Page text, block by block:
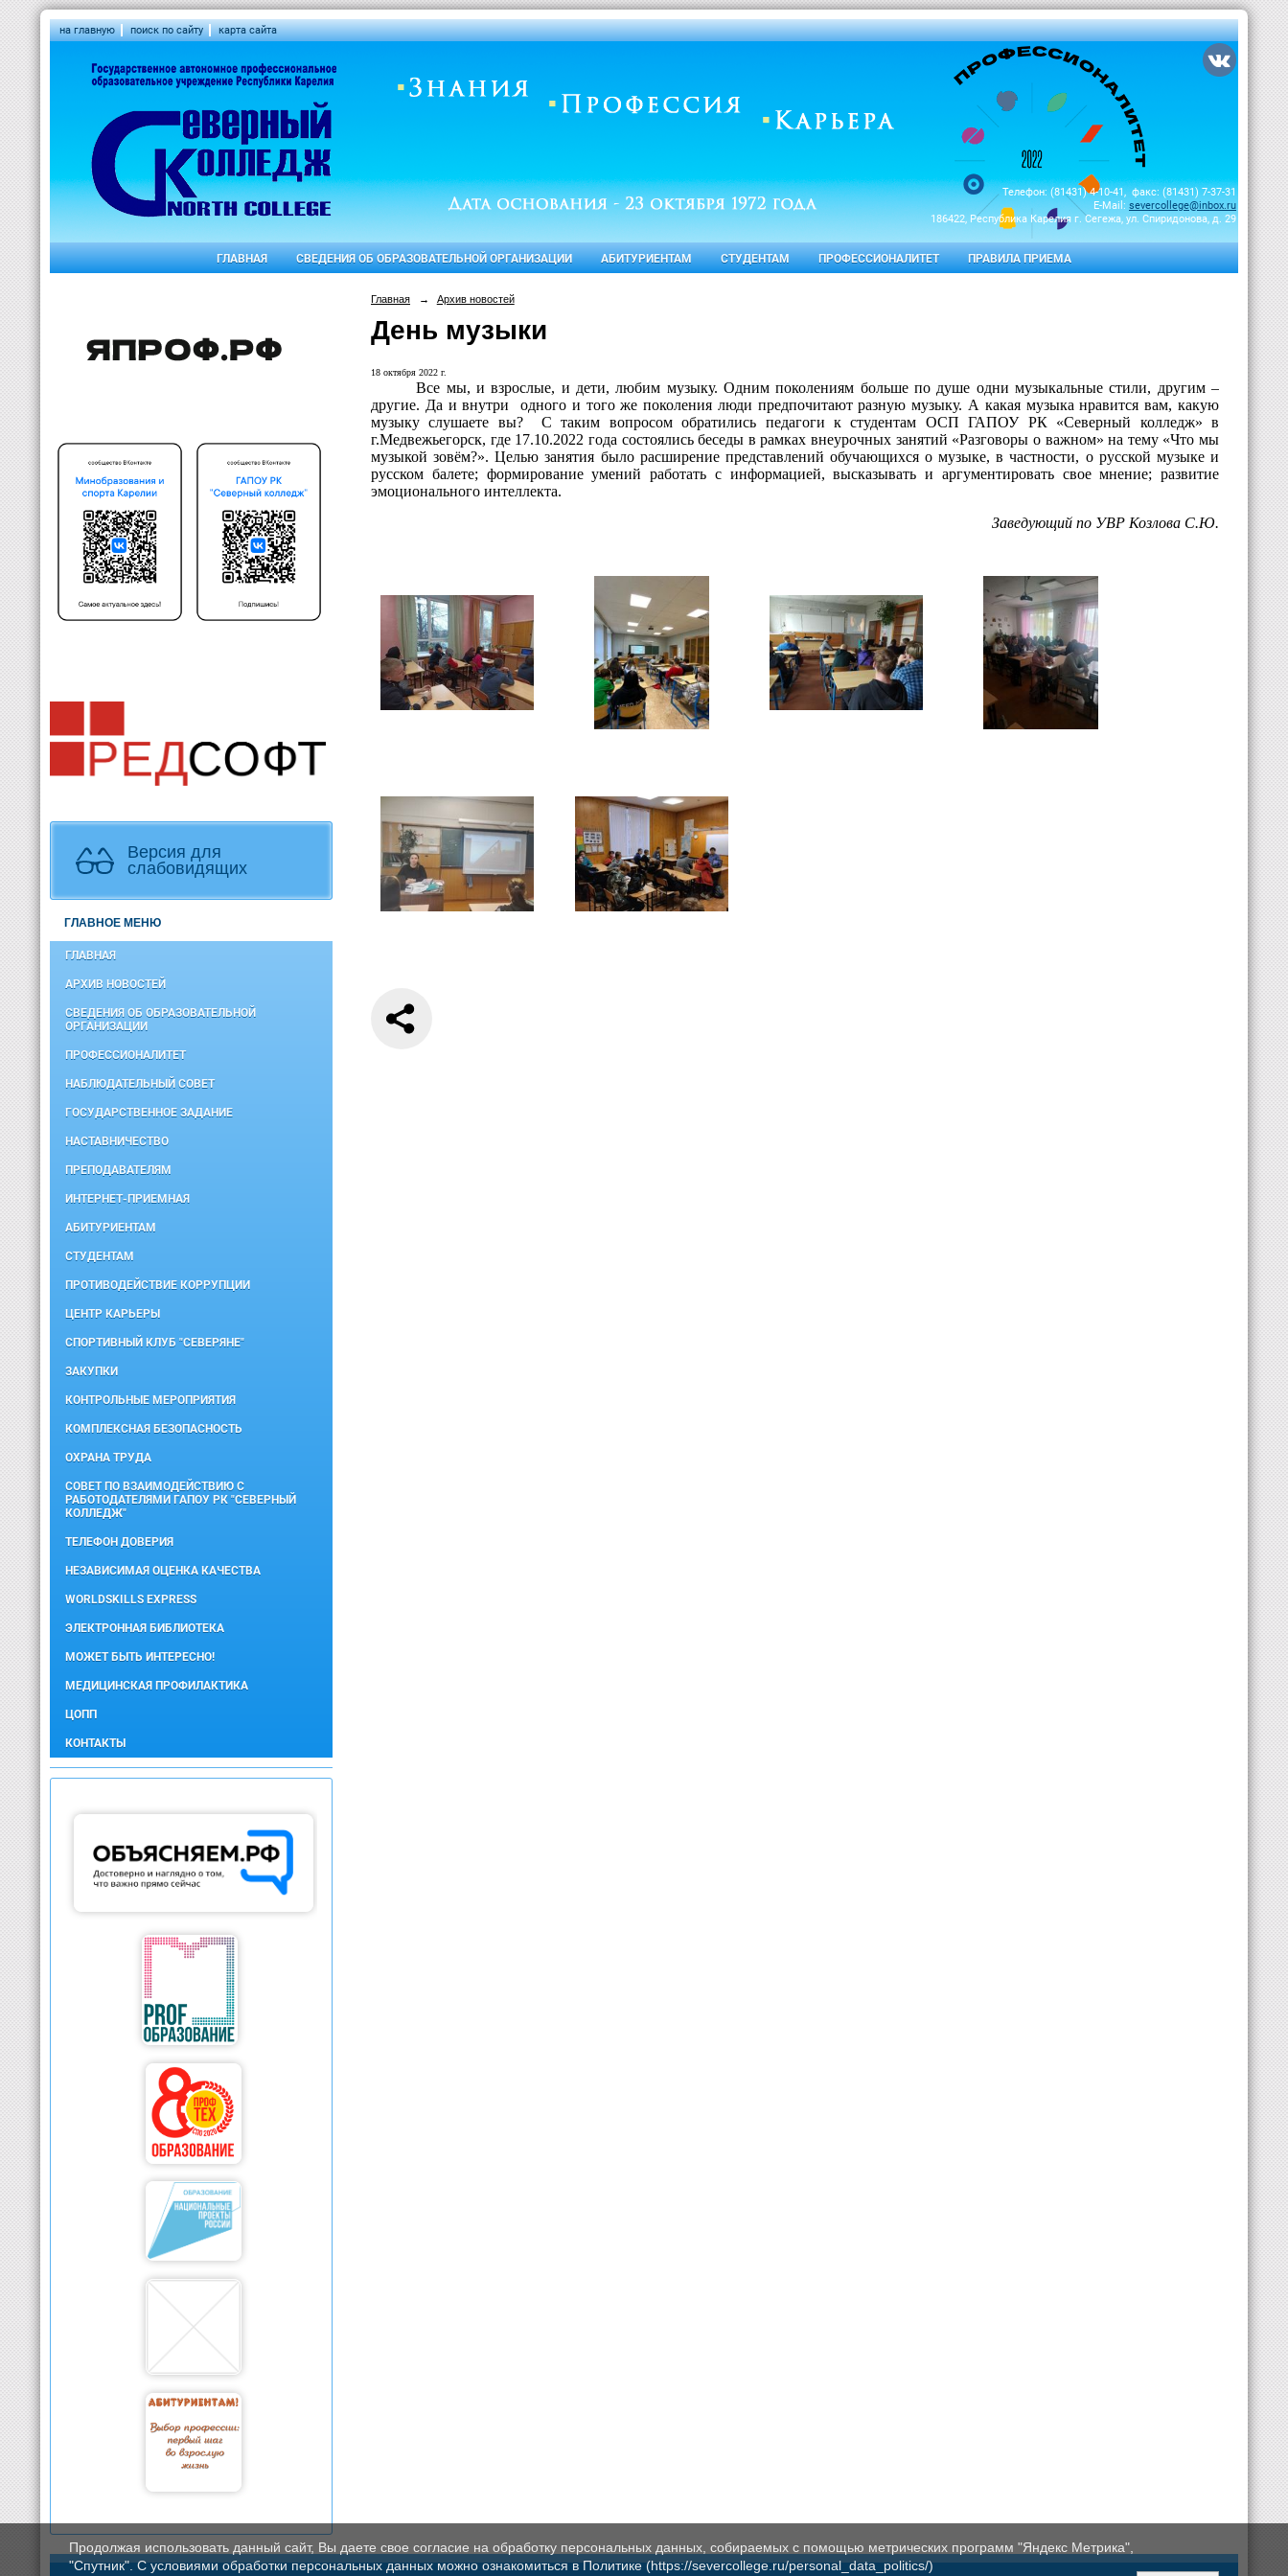
на главную поиск по сайту карта сайта
Телефон: (81431) 4-10-41, факс: (81431) 7-37-31
E-Mail: severcollege@inbox.ru
186422, Республика Карелия г. Сегежа, ул. Спиридонова, д. 29
ГЛАВНАЯ СВЕДЕНИЯ ОБ ОБРАЗОВАТЕЛЬНОЙ ОРГАНИЗАЦИИ АБИТУРИЕНТАМ СТУДЕНТАМ ПРОФЕССИОНАЛИТЕТ ПРАВИЛА ПРИЕМА
Версия для
слабовидящих
ГЛАВНОЕ МЕНЮ
ГЛАВНАЯ
АРХИВ НОВОСТЕЙ
СВЕДЕНИЯ ОБ ОБРАЗОВАТЕЛЬНОЙ
ОРГАНИЗАЦИИ
ПРОФЕССИОНАЛИТЕТ
НАБЛЮДАТЕЛЬНЫЙ СОВЕТ
ГОСУДАРСТВЕННОЕ ЗАДАНИЕ
НАСТАВНИЧЕСТВО
ПРЕПОДАВАТЕЛЯМ
ИНТЕРНЕТ-ПРИЕМНАЯ
АБИТУРИЕНТАМ
СТУДЕНТАМ
ПРОТИВОДЕЙСТВИЕ КОРРУПЦИИ
ЦЕНТР КАРЬЕРЫ
СПОРТИВНЫЙ КЛУБ "СЕВЕРЯНЕ"
ЗАКУПКИ
КОНТРОЛЬНЫЕ МЕРОПРИЯТИЯ
КОМПЛЕКСНАЯ БЕЗОПАСНОСТЬ
ОХРАНА ТРУДА
СОВЕТ ПО ВЗАИМОДЕЙСТВИЮ С
РАБОТОДАТЕЛЯМИ ГАПОУ РК "СЕВЕРНЫЙ
КОЛЛЕДЖ"
ТЕЛЕФОН ДОВЕРИЯ
НЕЗАВИСИМАЯ ОЦЕНКА КАЧЕСТВА
WORLDSKILLS EXPRESS
ЭЛЕКТРОННАЯ БИБЛИОТЕКА
МОЖЕТ БЫТЬ ИНТЕРЕСНО!
МЕДИЦИНСКАЯ ПРОФИЛАКТИКА
ЦОПП
КОНТАКТЫ
Главная → Архив новостей
День музыки
18 октября 2022 г.
Все мы, и взрослые, и дети, любим музыку. Одним поколениям больше по душе одни музыкальные стили, другим –
другие. Да и внутри
одного и того же поколения люди предпочитают разную музыку. А какая музыка нравится вам, какую
музыку слушаете вы?
С таким вопросом обратились педагоги к студентам ОСП ГАПОУ РК «Северный колледж» в
г.Медвежьегорск, где 17.10.2022 года состоялись беседы в рамках внеурочных занятий «Разговоры о важном» на тему «Что мы
музыкой зовём?». Целью занятия было расширение представлений обучающихся о музыке, в частности, о русской музыке и
русском балете; формирование умений работать с информацией, высказывать и аргументировать свое мнение; развитие
эмоционального интеллекта.
Заведующий по УВР Козлова С.Ю.
Продолжая использовать данный сайт, Вы даете свое согласие на обработку персональных данных, собираемых с помощью метрических программ "Яндекс Метрика",
"Спутник". С условиями обработки персональных данных можно ознакомиться в Политике (https://severcollege.ru/personal_data_politics/)